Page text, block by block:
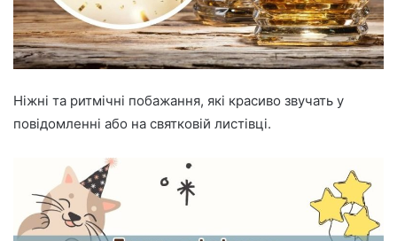
Ніжні та ритмічні побажання, які красиво звучать у
повідомленні або на святковій листівці.